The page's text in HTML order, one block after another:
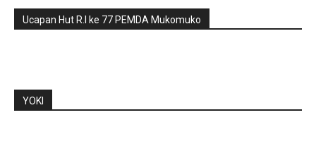
Ucapan Hut R.I ke 77 PEMDA Mukomuko
YOKI